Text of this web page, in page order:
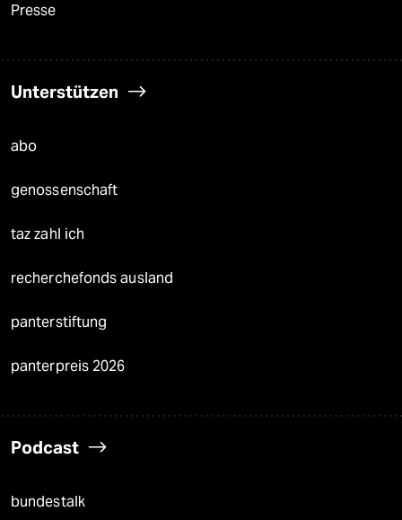
Presse
Unterstützen
abo
genossenschaft
taz zahl ich
recherchefonds ausland
panterstiftung
panterpreis 2026
Podcast
bundestalk